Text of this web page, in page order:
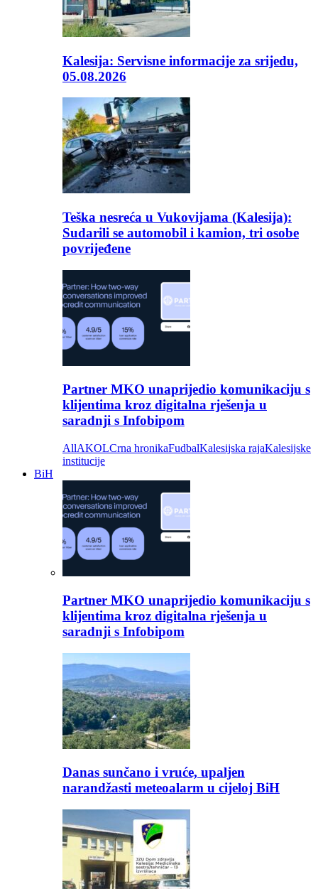
Kalesija: Servisne informacije za srijedu,
05.08.2026
Teška nesreća u Vukovijama (Kalesija):
Sudarili se automobil i kamion, tri osobe
povrijeđene
Partner MKO unaprijedio komunikaciju s
klijentima kroz digitalna rješenja u
saradnji s Infobipom
AllAKOLCrna hronikaFudbalKalesijska rajaKalesijske
institucije
BiH
Partner MKO unaprijedio komunikaciju s
klijentima kroz digitalna rješenja u
saradnji s Infobipom
Danas sunčano i vruće, upaljen
narandžasti meteoalarm u cijeloj BiH